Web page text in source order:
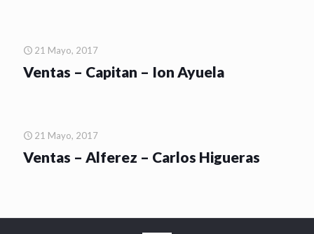
21 Mayo, 2017
Ventas – Capitan – Ion Ayuela
21 Mayo, 2017
Ventas – Alferez – Carlos Higueras